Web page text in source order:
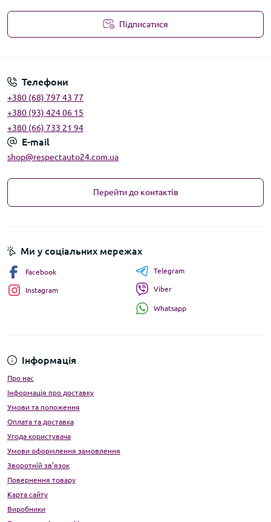
Підписатися
Телефони
+380 (68) 797 43 77
+380 (93) 424 06 15
+380 (66) 733 21 94
E-mail
shop@respectauto24.com.ua
Перейти до контактів
Інформація
Про нас
Інформація про доставку
Умови та положення
Оплата та доставка
Угода користувача
Умови оформлення замовлення
Зворотній зв’язок
Повернення товару
Карта сайту
Виробники
Ми у соціальних мережах
Facebook
Instagram
Telegram
Viber
Whatsapp